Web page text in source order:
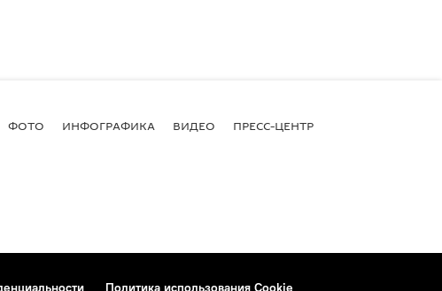
ФОТО ИНФОГРАФИКА ВИДЕО ПРЕСС-ЦЕНТР
Политика использования Cookie